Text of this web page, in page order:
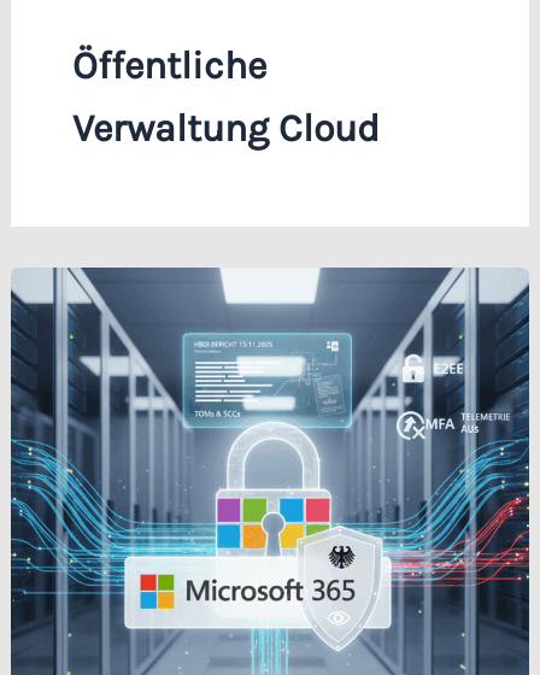
Öffentliche
Verwaltung Cloud